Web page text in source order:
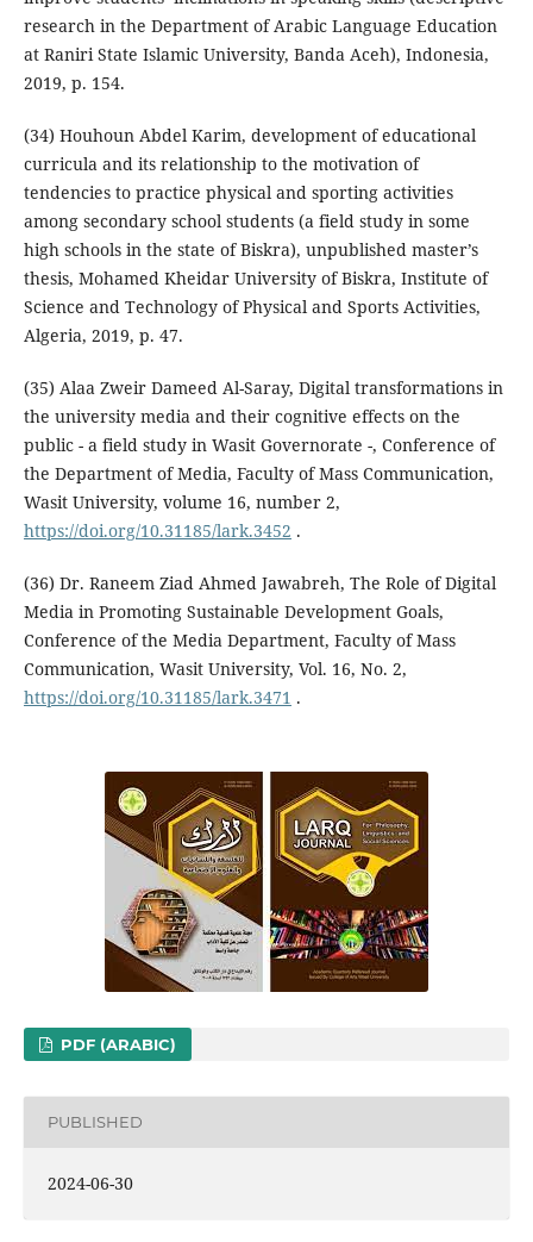
research in the Department of Arabic Language Education
at Raniri State Islamic University, Banda Aceh), Indonesia,
2019, p. 154.
(34) Houhoun Abdel Karim, development of educational
curricula and its relationship to the motivation of
tendencies to practice physical and sporting activities
among secondary school students (a field study in some
high schools in the state of Biskra), unpublished master’s
thesis, Mohamed Kheidar University of Biskra, Institute of
Science and Technology of Physical and Sports Activities,
Algeria, 2019, p. 47.
(35) Alaa Zweir Dameed Al-Saray, Digital transformations in
the university media and their cognitive effects on the
public - a field study in Wasit Governorate -, Conference of
the Department of Media, Faculty of Mass Communication,
Wasit University, volume 16, number 2,
https://doi.org/10.31185/lark.3452 .
(36) Dr. Raneem Ziad Ahmed Jawabreh, The Role of Digital
Media in Promoting Sustainable Development Goals,
Conference of the Media Department, Faculty of Mass
Communication, Wasit University, Vol. 16, No. 2,
https://doi.org/10.31185/lark.3471 .
PDF (ARABIC)
PUBLISHED
2024-06-30